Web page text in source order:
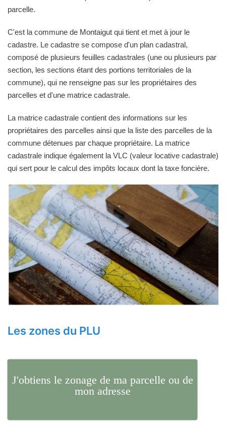
parcelle.
C'est la commune de Montaigut qui tient et met à jour le
cadastre. Le cadastre se compose d'un plan cadastral,
composé de plusieurs feuilles cadastrales (une ou plusieurs par
section, les sections étant des portions territoriales de la
commune), qui ne renseigne pas sur les propriétaires des
parcelles et d'une matrice cadastrale.
La matrice cadastrale contient des informations sur les
propriétaires des parcelles ainsi que la liste des parcelles de la
commune détenues par chaque propriétaire. La matrice
cadastrale indique également la VLC (valeur locative cadastrale)
qui sert pour le calcul des impôts locaux dont la taxe foncière.
Les zones du PLU
J'obtiens le zonage de ma parcelle ou de
mon adresse